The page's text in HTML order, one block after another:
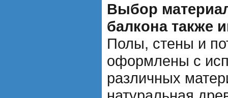
Выбор
балкона также
Полы, стены и
оформлены с
различных